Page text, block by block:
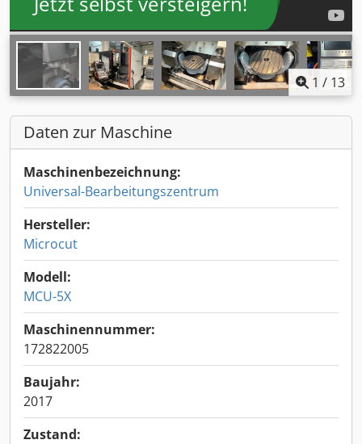
1 / 13
Daten zur Maschine
Maschinenbezeichnung:
Universal-Bearbeitungszentrum
Hersteller:
Microcut
Modell:
MCU-5X
Maschinennummer:
172822005
Baujahr:
2017
Zustand: